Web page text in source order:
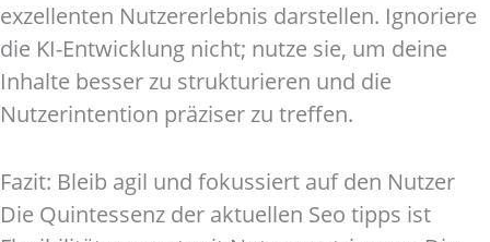
exzellenten Nutzererlebnis darstellen. Ignoriere
die KI-Entwicklung nicht; nutze sie, um deine
Inhalte besser zu strukturieren und die
Nutzerintention präziser zu treffen.
Fazit: Bleib agil und fokussiert auf den Nutzer
Die Quintessenz der aktuellen Seo tipps ist